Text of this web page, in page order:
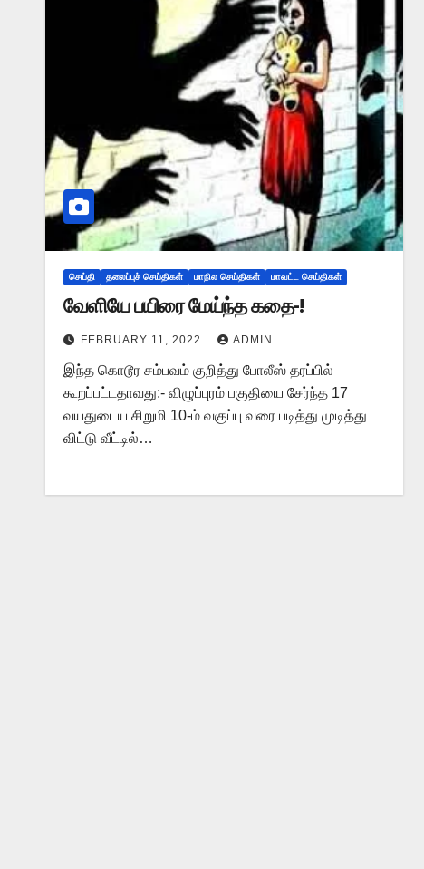
செய்தி தலைப்புச் செய்திகள் மாநில செய்திகள் மாவட்ட செய்திகள்
வேளியே பயிரை மேய்ந்த கதை-!
FEBRUARY 11, 2022 ADMIN
இந்த கொடூர சம்பவம் குறித்து போலீஸ் தரப்பில்
கூறப்பட்டதாவது:- விழுப்புரம் பகுதியை சேர்ந்த 17
வயதுடைய சிறுமி 10-ம் வகுப்பு வரை படித்து முடித்து
விட்டு வீட்டில்…